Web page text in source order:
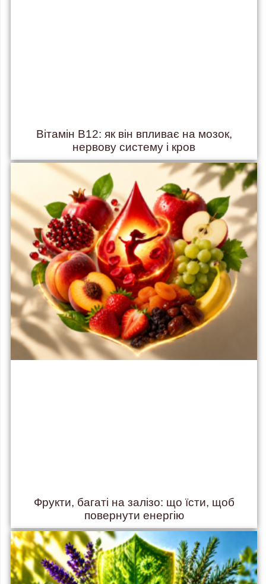
Вітамін B12: як він впливає на мозок,
нервову систему і кров
Фрукти, багаті на залізо: що їсти, щоб
повернути енергію